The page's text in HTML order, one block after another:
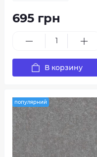
695 грн
В корзину
популярний